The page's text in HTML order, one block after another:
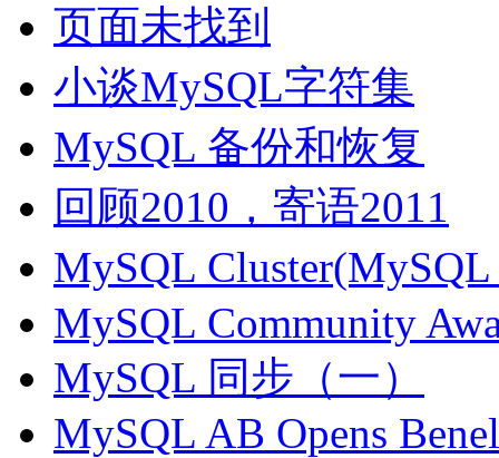
页面未找到
小谈MySQL字符集
MySQL 备份和恢复
回顾2010，寄语2011
MySQL
MySQL Community
MySQL 同步（一）
MySQL AB Opens